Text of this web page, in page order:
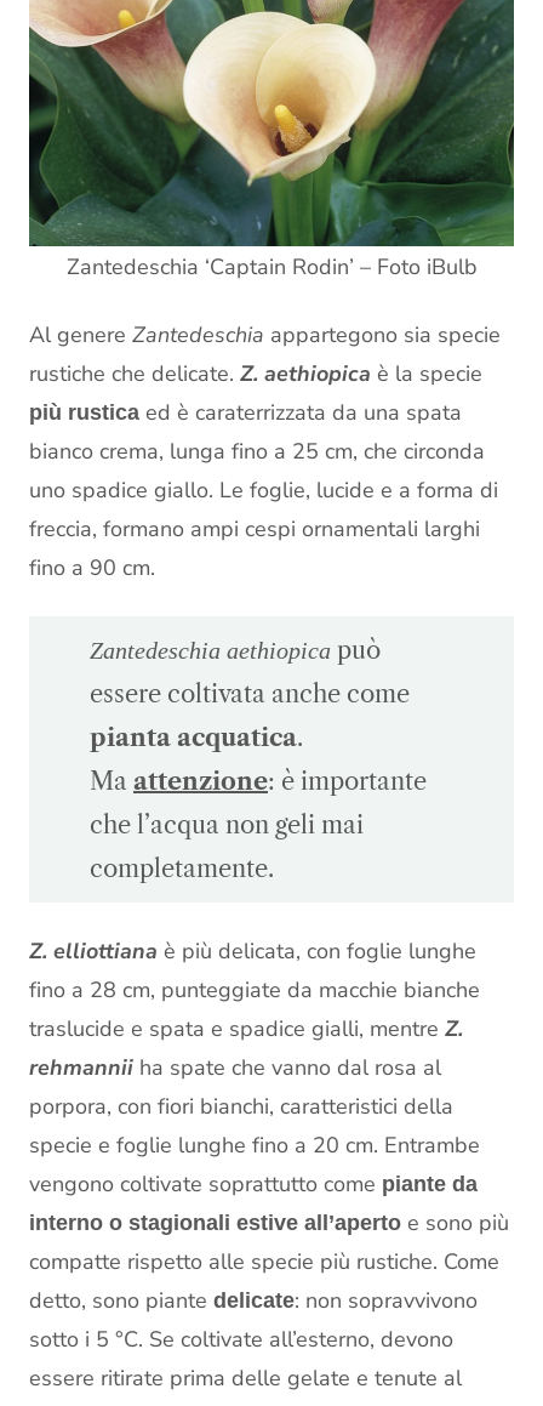
Zantedeschia ‘Captain Rodin’ – Foto iBulb
Al genere Zantedeschia appartegono sia specie
rustiche che delicate. Z. aethiopica è la specie
più rustica ed è caraterrizzata da una spata
bianco crema, lunga fino a 25 cm, che circonda
uno spadice giallo. Le foglie, lucide e a forma di
freccia, formano ampi cespi ornamentali larghi
fino a 90 cm.
Zantedeschia aethiopica può
essere coltivata anche come
pianta acquatica.
Ma attenzione: è importante
che l’acqua non geli mai
completamente.
Z. elliottiana è più delicata, con foglie lunghe
fino a 28 cm, punteggiate da macchie bianche
traslucide e spata e spadice gialli, mentre Z.
rehmannii ha spate che vanno dal rosa al
porpora, con fiori bianchi, caratteristici della
specie e foglie lunghe fino a 20 cm. Entrambe
vengono coltivate soprattutto come piante da
interno o stagionali estive all’aperto e sono più
compatte rispetto alle specie più rustiche. Come
detto, sono piante delicate: non sopravvivono
sotto i 5 °C. Se coltivate all’esterno, devono
essere ritirate prima delle gelate e tenute al